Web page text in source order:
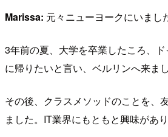
Marissa: 元々ニューヨークにいまし
3年前の夏、大学を卒業したころ、
に帰りたいと言い、ベルリンへ来まし
その後、クラスメソッドのことを、
ました。IT業界にもともと興味があ